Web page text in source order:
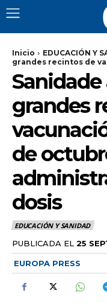
Inicio EDUCACIÓN Y
grandes recintos de
Sanidade
grandes
de
dosis
EDUCACIÓN Y SANIDAD
PUBLICADA EL 25
EUROPA PRESS